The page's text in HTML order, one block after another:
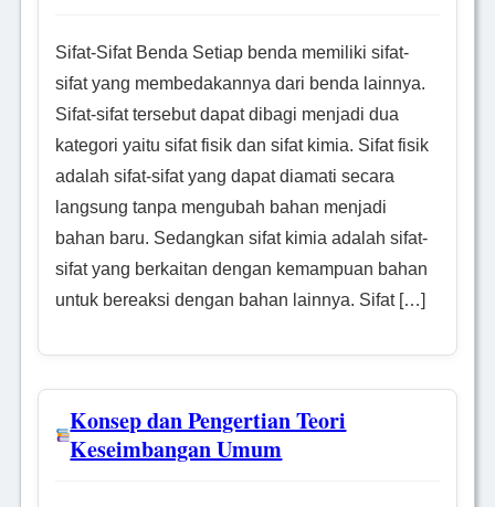
Sifat-Sifat Benda Setiap benda memiliki sifat-
sifat yang membedakannya dari benda lainnya.
Sifat-sifat tersebut dapat dibagi menjadi dua
kategori yaitu sifat fisik dan sifat kimia. Sifat fisik
adalah sifat-sifat yang dapat diamati secara
langsung tanpa mengubah bahan menjadi
bahan baru. Sedangkan sifat kimia adalah sifat-
sifat yang berkaitan dengan kemampuan bahan
untuk bereaksi dengan bahan lainnya. Sifat […]
Konsep dan Pengertian Teori
Keseimbangan Umum